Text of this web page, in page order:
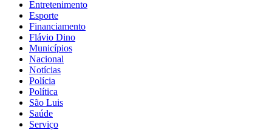
Entretenimento
Esporte
Financiamento
Flávio Dino
Municípios
Nacional
Notícias
Polícia
Política
São Luis
Saúde
Serviço